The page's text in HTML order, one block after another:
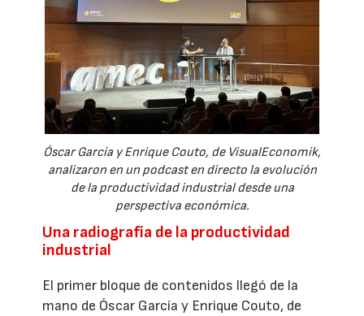
Óscar García y Enrique Couto, de VisualEconomik,
analizaron en un podcast en directo la evolución
de la productividad industrial desde una
perspectiva económica.
Una radiografía de la productividad
industrial
El primer bloque de contenidos llegó de la
mano de Óscar García y Enrique Couto, de